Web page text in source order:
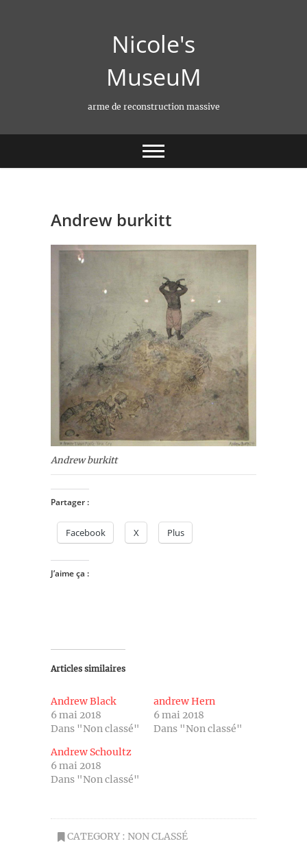
Nicole's
MuseuM
arme de reconstruction massive
Andrew burkitt
Andrew burkitt
Partager :
Facebook X Plus
J’aime ça :
Articles similaires
Andrew Black
6 mai 2018
Dans "Non classé"
andrew Hern
6 mai 2018
Dans "Non classé"
Andrew Schoultz
6 mai 2018
Dans "Non classé"
CATEGORY : NON CLASSÉ